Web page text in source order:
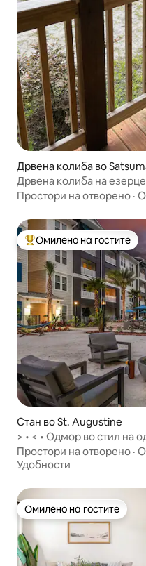
Дрвена колиба во
Дрвена колиба на
Простори на отворено ·
Меѓу најуспешните
Омилено на гостите
Стан во St. Augustine
> • < • Одмор во стил на
Простори на отворено ·
Удобности
Омилено на гостите
Омилено на гостите